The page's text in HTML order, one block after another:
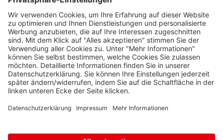
FOLGEN SIE UNS
Barrierefreiheit Cookie-Einstellungen Widerrufsrecht
Nachnahmegebühren, wenn nicht anders beschrieben.